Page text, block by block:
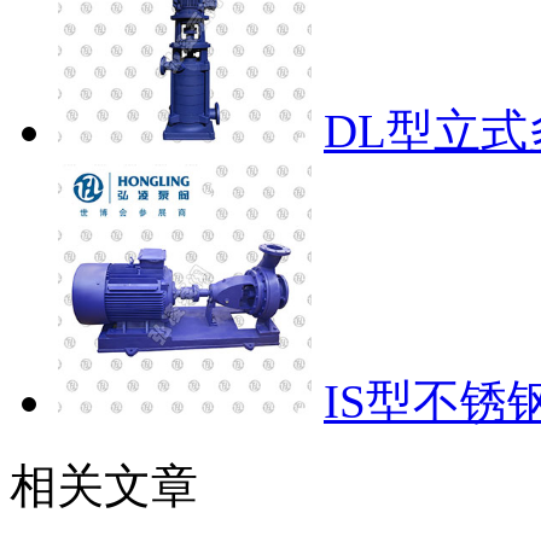
DL型立
IS型不锈
相关文章